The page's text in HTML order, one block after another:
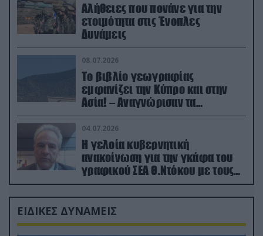
Αλήθειες που πονάνε για την
ετοιμότητα στις Ένοπλες
Δυνάμεις
08.07.2026
Το βιβλίο γεωγραφίας
εμφανίζει την Κύπρο και στην
Ασία! – Αναγνώρισαν τα
κατεχόμενα; (φωτο)
04.07.2026
Η γελοία κυβερνητική
ανακοίνωση για την γκάφα του
γραφικού ΣΕΑ Θ.Ντόκου με τους
Ρώσους φαρσέρ
ΕΙΔΙΚΕΣ ΔΥΝΑΜΕΙΣ